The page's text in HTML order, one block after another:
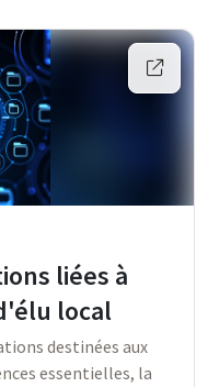
liées à
local
destinées aux
essentielles, la